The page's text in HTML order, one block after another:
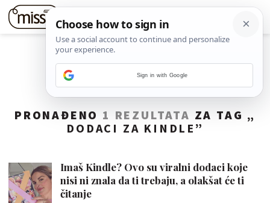
PRONAĐENO 1 REZULTATA ZA TAG „
DODACI ZA KINDLE ”
Imaš Kindle? Ovo su viralni dodaci koje
nisi ni znala da ti trebaju, a olakšat će ti
čitanje
Sign in with Google